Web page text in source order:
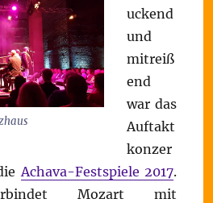
uckend
und
mitreiß
end
war das
Auftakt
konzer
Achava-Festspiele 2017.
Mozart mit